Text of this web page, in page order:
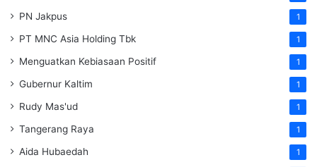
PN Jakpus 1
PT MNC Asia Holding Tbk 1
Menguatkan Kebiasaan Positif 1
Gubernur Kaltim 1
Rudy Mas'ud 1
Tangerang Raya 1
Aida Hubaedah 1